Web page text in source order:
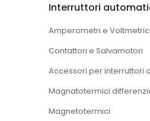
Interruttori
Amperometri e Voltmetrici
Contattori e Salvamotori
Accessori per interruttori
Magnatotermici
Magnetotermici